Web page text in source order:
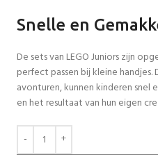
Snelle en
De sets van LEGO Juniors zijn
perfect passen bij kleine
avonturen, kunnen kinderen
en het resultaat van hun eigen